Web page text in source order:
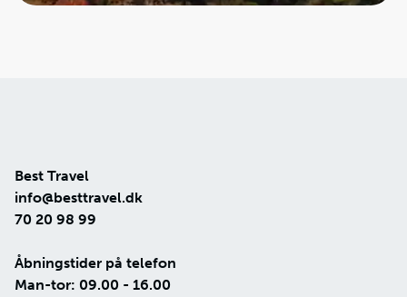
Best Travel
info@besttravel.dk
70 20 98 99
Åbningstider på telefon
Man-tor: 09.00 - 16.00